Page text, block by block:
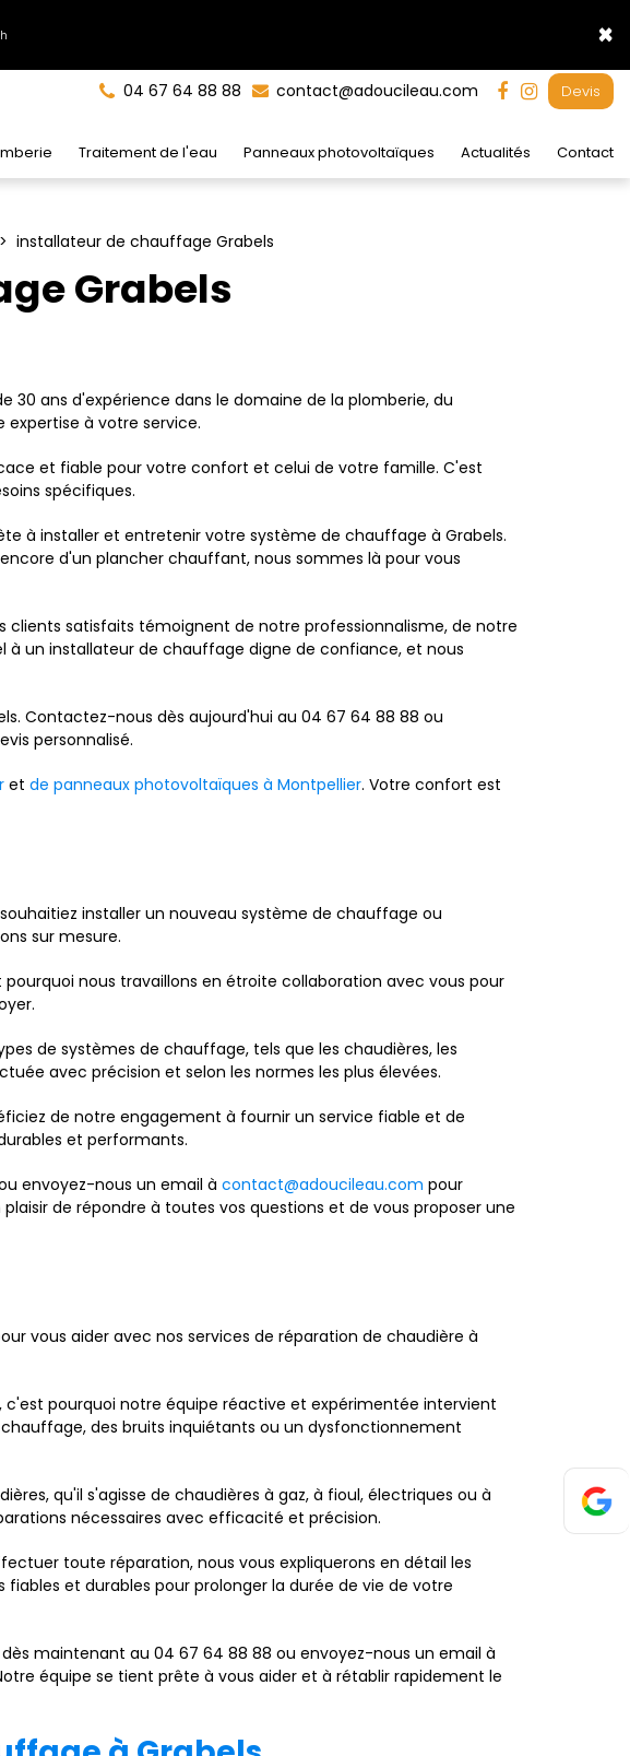
×
04 67 64 88 88 contact@adoucileau.com Devis
Traitement de l'eau Panneaux photovoltaïques Actualités Contact
installateur de chauffage Grabels
Grabels
ans d'expérience dans le domaine de la plomberie, du
à votre service.
et fiable pour votre confort et celui de votre famille. C'est
spécifiques.
à installer et entretenir votre système de chauffage à Grabels.
d'un plancher chauffant, nous sommes là pour vous
satisfaits témoignent de notre professionnalisme, de notre
à un installateur de chauffage digne de confiance, et nous
Contactez-nous dès aujourd'hui au 04 67 64 88 88 ou
personnalisé.
et de panneaux photovoltaïques à Montpellier. Votre confort est
installer un nouveau système de chauffage ou
sur mesure.
nous travaillons en étroite collaboration avec vous pour
de systèmes de chauffage, tels que les chaudières, les
avec précision et selon les normes les plus élevées.
de notre engagement à fournir un service fiable et de
et performants.
envoyez-nous un email à contact@adoucileau.com pour
de répondre à toutes vos questions et de vous proposer une
vous aider avec nos services de réparation de chaudière à
pourquoi notre équipe réactive et expérimentée intervient
des bruits inquiétants ou un dysfonctionnement
qu'il s'agisse de chaudières à gaz, à fioul, électriques ou à
nécessaires avec efficacité et précision.
toute réparation, nous vous expliquerons en détail les
et durables pour prolonger la durée de vie de votre
maintenant au 04 67 64 88 88 ou envoyez-nous un email à
équipe se tient prête à vous aider et à rétablir rapidement le